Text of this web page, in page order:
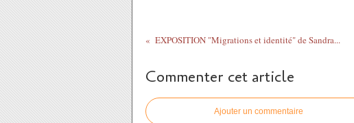
EXPOSITION "Migrations et identité" de Sandra...
Commenter cet article
Ajouter un commentaire